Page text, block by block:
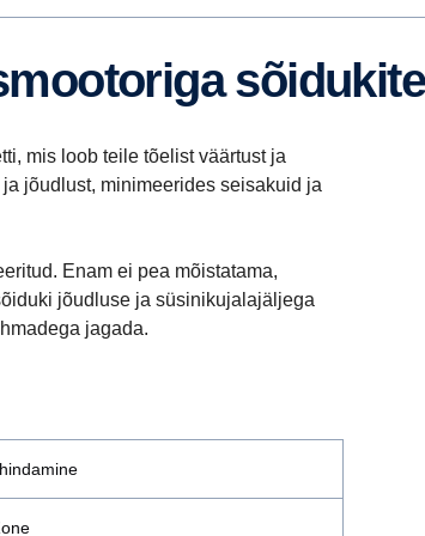
mis loob teile tõelist väärtust ja
jõudlust, minimeerides seisakuid ja
Enam ei pea mõistatama,
jõudluse ja süsinikujalajäljega
jagada.